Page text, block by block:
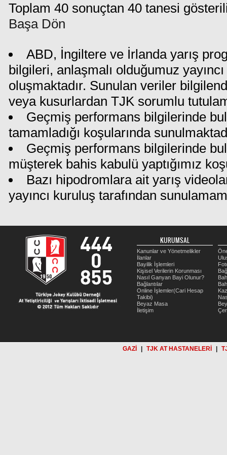
Toplam 40 sonuçtan 40 tanesi
Başa Dön
ABD, İngiltere ve İrlanda yarış
bilgileri, anlaşmalı olduğumuz
oluşmaktadır. Sunulan veriler
veya kusurlardan TJK sorumlu
Geçmiş performans bilgilerinde
tamamladığı koşularında
Geçmiş performans bilgilerinde
müşterek bahis kabulü yaptığımız
Bazı hipodromlara ait yarış
yayıncı kuruluş tarafından
KURUMSAL
Kanunlar ve Yönetmelikler
İlanlar
Bayilik İşlemleri
Kişisel Verilerin Korunması
Nasıl Ganyan Bayi Olunur?
Bağlantılar
Online İşlemler(Cari Hesap
Takibi)
Beyaz Masa
İletişim
GAZİ TJK AT HASTANELERİ